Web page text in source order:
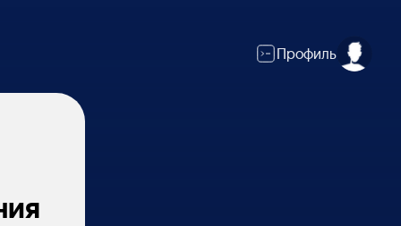
Профиль